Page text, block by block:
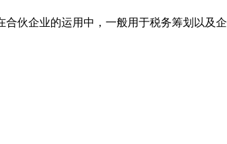
伙企业的运用中，一般用于税务筹划以及